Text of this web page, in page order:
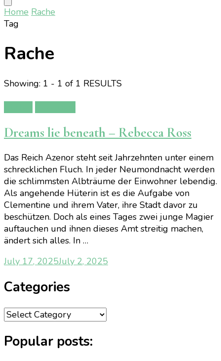
Home Rache
Tag
Rache
Showing: 1 - 1 of 1 RESULTS
Dreams lie beneath – Rebecca Ross
Das Reich Azenor steht seit Jahrzehnten unter einem
schrecklichen Fluch. In jeder Neumondnacht werden
die schlimmsten Albträume der Einwohner lebendig.
Als angehende Hüterin ist es die Aufgabe von
Clementine und ihrem Vater, ihre Stadt davor zu
beschützen. Doch als eines Tages zwei junge Magier
auftauchen und ihnen dieses Amt streitig machen,
ändert sich alles. In …
July 17, 2025July 2, 2025
Categories
Categories
Popular posts: